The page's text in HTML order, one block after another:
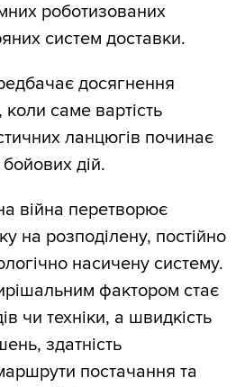
роботизованих
систем доставки.
досягнення
саме вартість
ланцюгів починає
дій.
війна перетворює
на розподілену, постійно
насичену систему.
фактором стає
чи техніки, а швидкість
здатність
постачання та